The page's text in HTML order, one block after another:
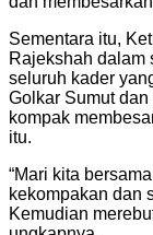
Sementara itu,
Rajekshah dalam
seluruh kader
Golkar Sumut
kompak
itu.
“Mari kita
kekompakan dan
Kemudian